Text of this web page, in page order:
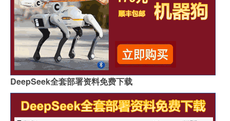
DeepSeek全套部署资料免费下载